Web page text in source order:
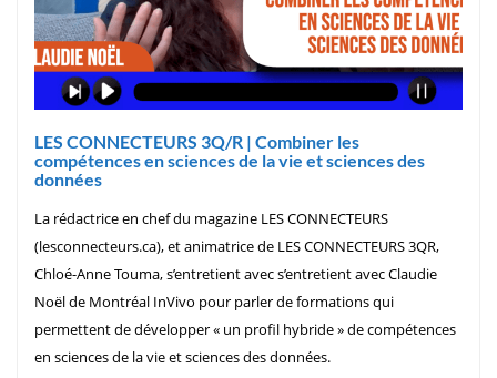
LES CONNECTEURS 3Q/R | Combiner les
compétences en sciences de la vie et sciences des
données
La rédactrice en chef du magazine LES CONNECTEURS
(lesconnecteurs.ca), et animatrice de LES CONNECTEURS 3QR,
Chloé-Anne Touma, s’entretient avec s’entretient avec Claudie
Noël de Montréal InVivo pour parler de formations qui
permettent de développer « un profil hybride » de compétences
en sciences de la vie et sciences des données.